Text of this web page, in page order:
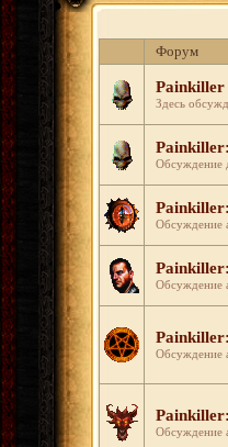
Форум
Painkiller
Здесь
Обсуждение
Обсуждение
Обсуждение
Обсуждение
Обсуждение